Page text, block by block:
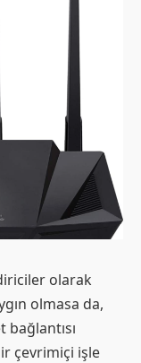
olarak
olmasa da,
çevrimiçi işle